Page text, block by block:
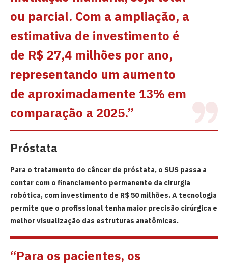
ou parcial. Com a ampliação, a
estimativa de investimento é
de R$ 27,4 milhões por ano,
representando um aumento
de aproximadamente 13% em
comparação a 2025.”
Próstata
Para o tratamento do câncer de próstata, o SUS passa a
contar com o financiamento permanente da cirurgia
robótica, com investimento de R$ 50 milhões. A tecnologia
permite que o profissional tenha maior precisão cirúrgica e
melhor visualização das estruturas anatômicas.
“Para os pacientes, os